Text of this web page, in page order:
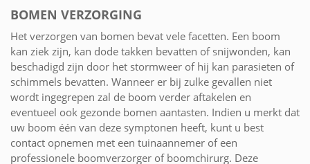
BOMEN VERZORGING
Het verzorgen van bomen bevat vele facetten. Een boom
kan ziek zijn, kan dode takken bevatten of snijwonden, kan
beschadigd zijn door het stormweer of hij kan parasieten of
schimmels bevatten. Wanneer er bij zulke gevallen niet
wordt ingegrepen zal de boom verder aftakelen en
eventueel ook gezonde bomen aantasten. Indien u merkt dat
uw boom één van deze symptonen heeft, kunt u best
contact opnemen met een tuinaannemer of een
professionele boomverzorger of boomchirurg. Deze